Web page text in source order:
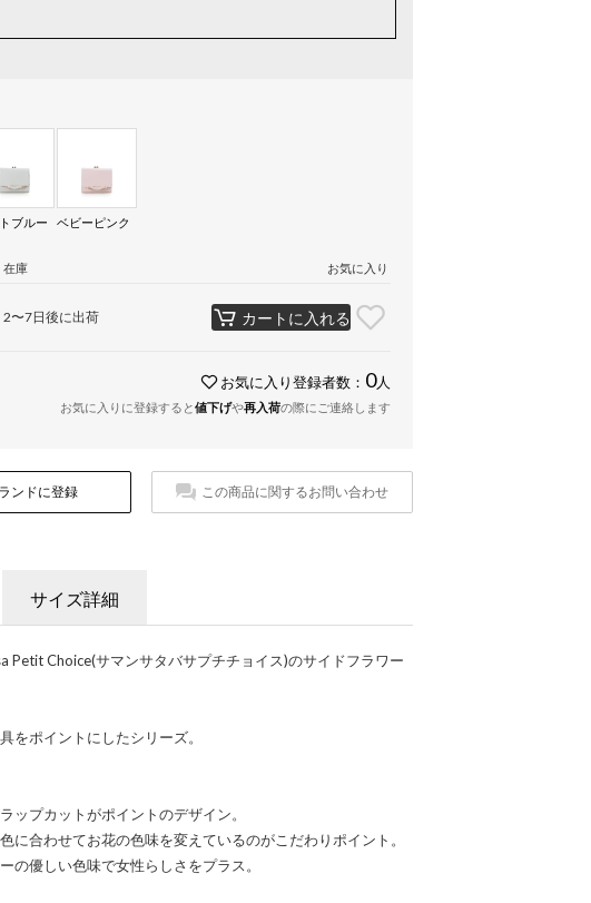
ブルー ベビーピンク
在庫 お気に入り
2〜7日後に出荷 カートに入れる
お気に入り登録者数： 0人
お気に入りに登録すると値下げや再入荷の際にご連絡します
ンドに登録 この商品に関するお問い合わせ
サイズ詳細
Petit Choice(サマンサタバサプチチョイス)のサイドフラワー
をポイントにしたシリーズ。
ップカットがポイントのデザイン。
に合わせてお花の色味を変えているのがこだわりポイント。
の優しい色味で女性らしさをプラス。